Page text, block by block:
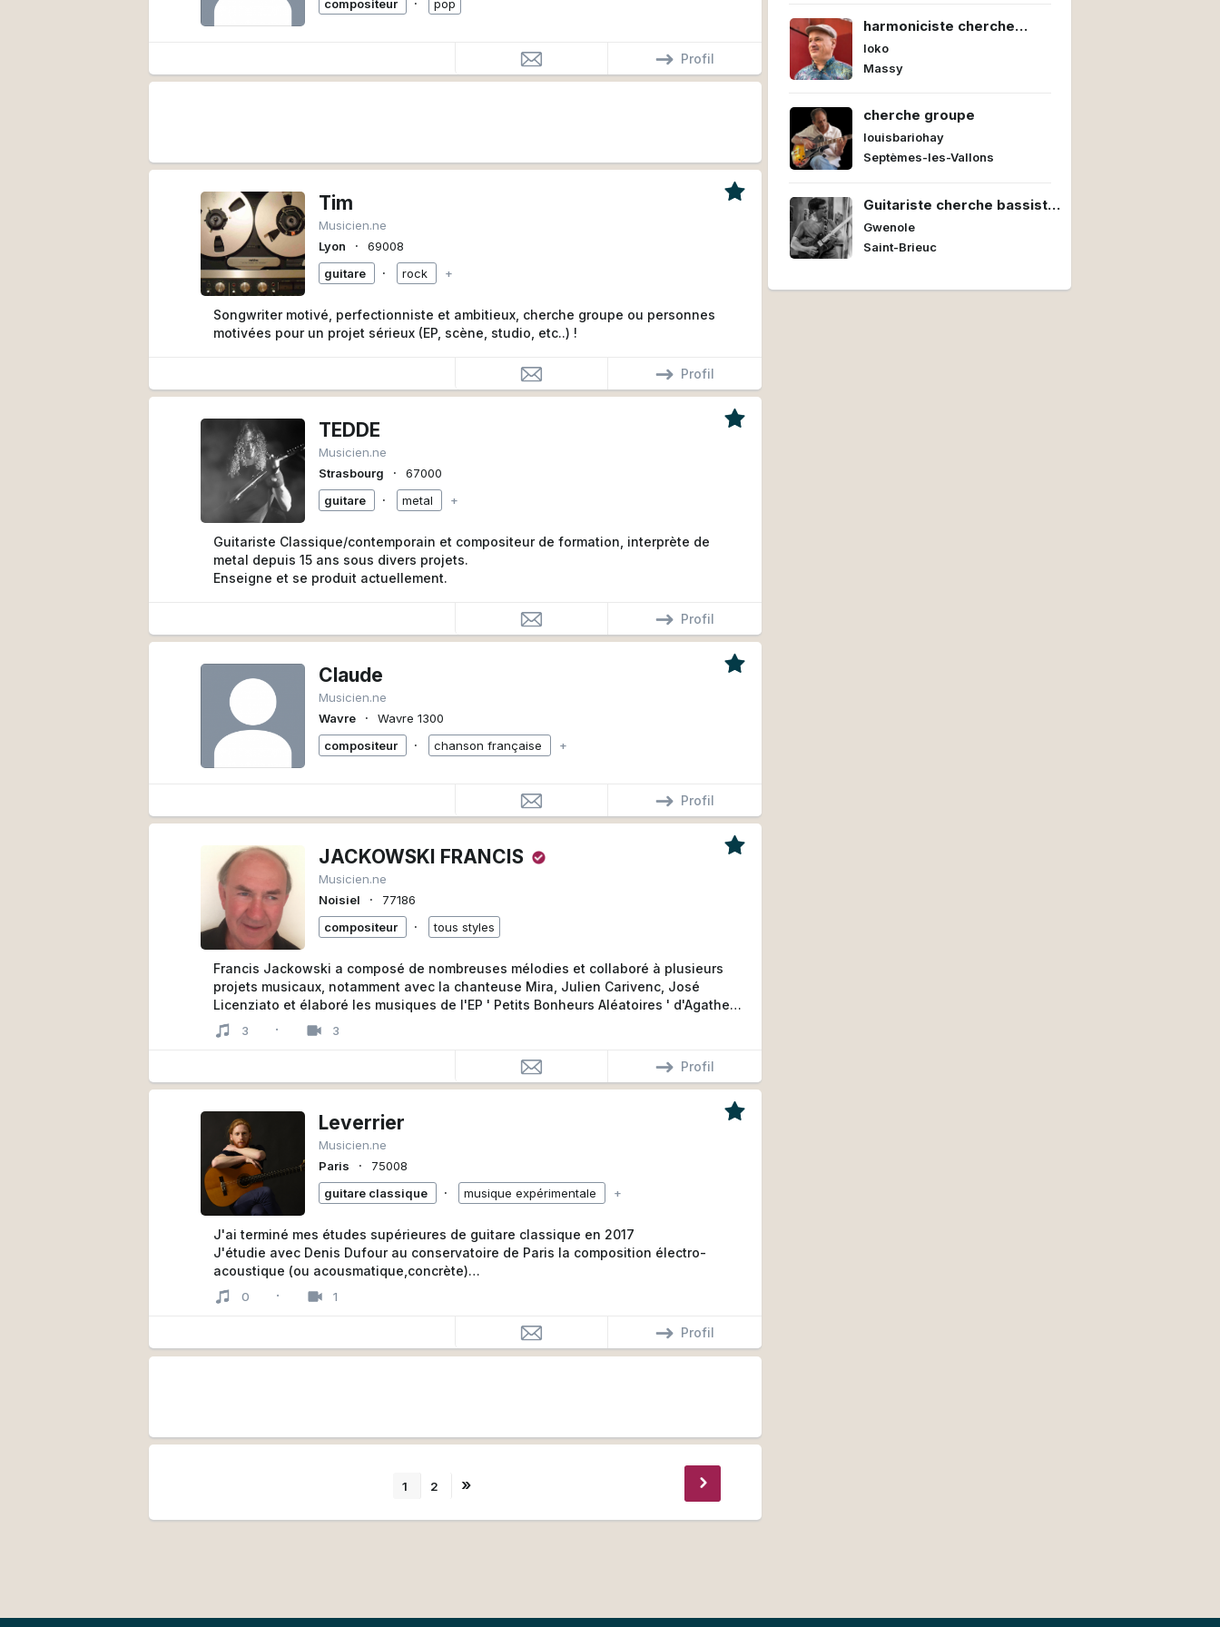
compositeur
pop
Profil
Tim
Musicien.ne
Lyon
∙
69008
guitare
∙ rock +
Songwriter motivé, perfectionniste et ambitieux, cherche groupe ou personnes
motivées pour un projet sérieux (EP, scène, studio, etc..) !
Profil
TEDDE
Musicien.ne
Strasbourg
∙
67000
guitare
∙ metal +
Guitariste Classique/contemporain et compositeur de formation, interprète de
metal depuis 15 ans sous divers projets.
Enseigne et se produit actuellement.
Profil
Claude
Musicien.ne
Wavre
∙
Wavre 1300
compositeur
∙ chanson française +
Profil
JACKOWSKI FRANCIS
Musicien.ne
Noisiel
∙
77186
compositeur
∙ tous styles
Francis Jackowski a composé de nombreuses mélodies et collaboré à plusieurs
projets musicaux, notamment avec la chanteuse Mira, Julien Carivenc, José
Licenziato et élaboré les musiques de l'EP ' Petits Bonheurs Aléatoires ' d'Agathe
C, dont le titre MATADOR est diffusé à ce jour près de 1000 fois sur des radios
européennes et classé dans le top 20 des musiques indépendantes. Il travaille
3 · 3
Profil
Leverrier
Musicien.ne
Paris
∙
75008
guitare classique
∙ musique expérimentale +
J'ai terminé mes études supérieures de guitare classique en 2017
J'étudie avec Denis Dufour au conservatoire de Paris la composition électro-
acoustique (ou acousmatique,concrète)
J'enseigne la guitare
Et j'expérimente avec la guitare électrique
0 · 1
Profil
1 2 »
harmoniciste cherche
groupe
loko
Massy
cherche groupe
louisbariohay
Septèmes-les-Vallons
Guitariste cherche bassiste
et batteur/euse pour former
un power trio
Gwenole
Saint-Brieuc